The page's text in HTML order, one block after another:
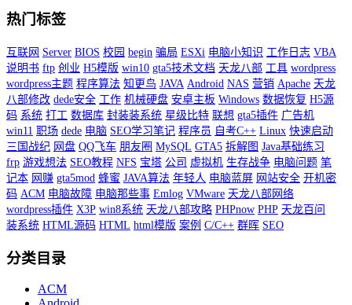
热门标签
互联网 Server BIOS 校园 begin 骗局 ESXi 电脑小知识 工作日志 VBA
说明书 ftp 创业 H5模版 win10 gta5技术文档 天龙八部 工具 wordpress
wordpress主题 程序算法 知更鸟 JAVA Android NAS 营销 Apache 天龙
八部修改 dede安全 工作 机械硬盘 安卓主板 Windows 数据恢复 H5源
码 系统 打工 数据库 封装装系统 星级比特 联想 gta5插件 广告机
win11 职场 dede 电脑 SEO学习笔记 程序员 自考C++ Linux 快速启动
三国战纪 网盘 QQ飞车 朋友圈 MySQL GTA5 拆解图 Java基础练习
frp 游戏想法 SEO教程 NFS 宝塔 公司 虚拟机 生存战争 电脑问题 笔
记本 网赚 gta5mod 蜂蜜 JAVA算法 年轻人 电脑蓝屏 网站安全 开机密
码 ACM 电脑故障 电脑那些事 Emlog VMware 天龙八部网络
wordpress插件 X3P win8系统 天龙八部攻略 PHPnow PHP 天龙百问
装系统 HTML源码 HTML html模版 案例 C/C++ 群晖 SEO
分类目录
ACM